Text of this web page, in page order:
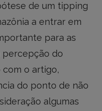
de um tipping
a entrar em
para as
percepção do
com o artigo,
do ponto de não
algumas